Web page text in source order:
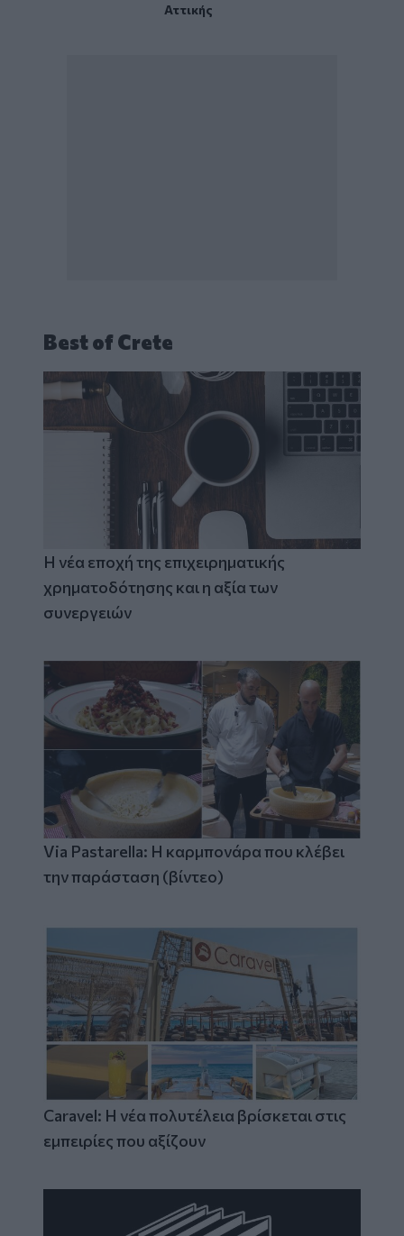
Αττικής
Best of Crete
Η νέα εποχή της επιχειρηματικής
χρηματοδότησης και η αξία των
συνεργειών
Via Pastarella: Η καρμπονάρα που κλέβει
την παράσταση (βίντεο)
Caravel: Η νέα πολυτέλεια βρίσκεται στις
εμπειρίες που αξίζουν